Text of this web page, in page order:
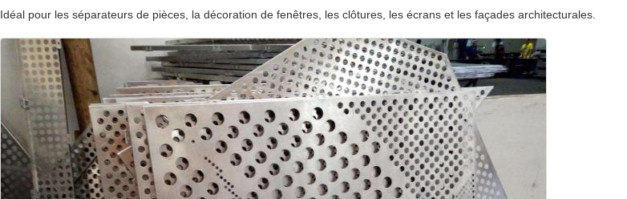
Idéal pour les séparateurs de pièces, la décoration de fenêtres, les clôtures, les écrans et les façades architecturales.